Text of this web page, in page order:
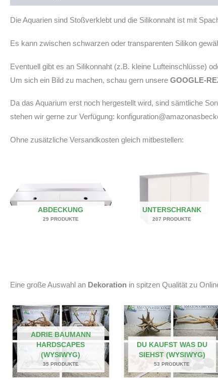
Die Aquarien sind Stoßverklebt und die Silikonnaht ist mit
Es kann zwischen schwarzen oder transparenten Silikon
Eventuell gibt es an Silikonnaht (z.B. kleine Lufteinschlüsse)
Um sich ein Bild zu machen, schau gern unsere GOOGLE-
Da das Aquarium erst noch hergestellt wird, sind sämtliche
stehen wir gerne zur Verfügung:
Ohne zusätzliche Versandkosten gleich mitbestellen:
ABDECKUNG
29 PRODUKTE
UNTERSCHRANK
207 PRODUKTE
Eine große Auswahl an Dekoration in spitzen Qualität zu
ADRIE BAUMANN
HARDSCAPES
(WYSIWYG)
35 PRODUKTE
DU KAUFST WAS DU
SIEHST (WYSIWYG)
53 PRODUKTE